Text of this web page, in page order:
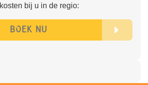
kosten bij u in de regio: